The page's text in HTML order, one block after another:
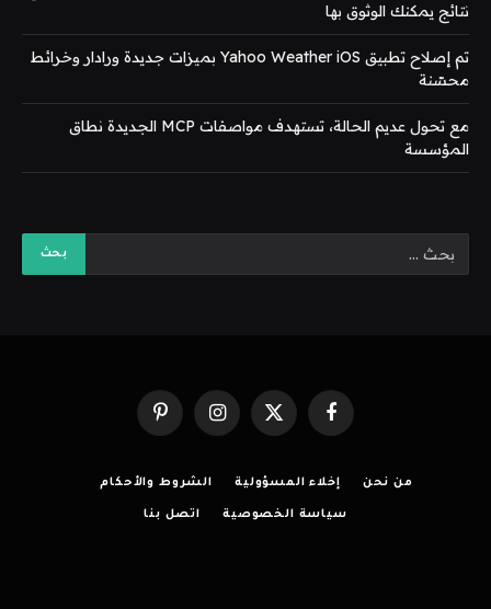
نتائج يمكنك الوثوق بها
تم إصلاح تطبيق Yahoo Weather iOS بميزات جديدة ورادار وخرائط
محسّنة
مع تحول عديم الحالة، تستهدف مواصفات MCP الجديدة نطاق
المؤسسة
فيسبوك X
الانستغرامبينتيريست
من نحن إخلاء المسؤولية الشروط والأحكام
سياسة الخصوصية اتصل بنا